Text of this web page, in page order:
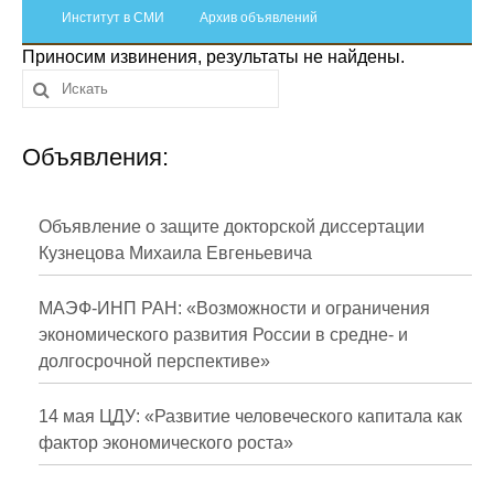
Отчетность
Противодействие коррупции
Материалы для СМИ
Публикации
Научная жизнь
Проблемы прогнозирования
О журнале
Номера журналов
Институт в СМИ Архив объявлений
Приносим извинения, результаты не найдены.
Объявления:
Объявление о защите докторской диссертации
Кузнецова Михаила Евгеньевича
МАЭФ-ИНП РАН: «Возможности и ограничения
экономического развития России в средне- и
долгосрочной перспективе»
14 мая ЦДУ: «Развитие человеческого капитала как
фактор экономического роста»